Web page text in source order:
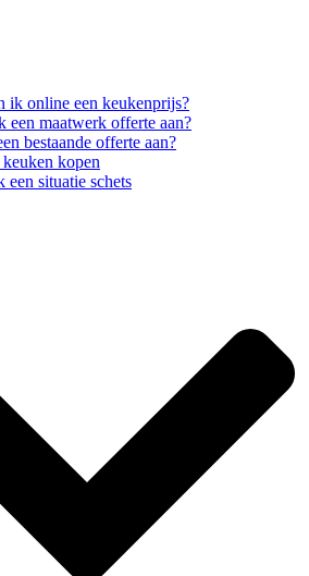
ik online een keukenprijs?
een maatwerk offerte aan?
bestaande offerte aan?
kopen
een situatie schets